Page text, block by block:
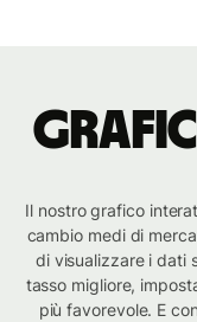
Il nostro grafico
cambio medi di
di visualizzare i dati
tasso migliore,
più favorevole. E